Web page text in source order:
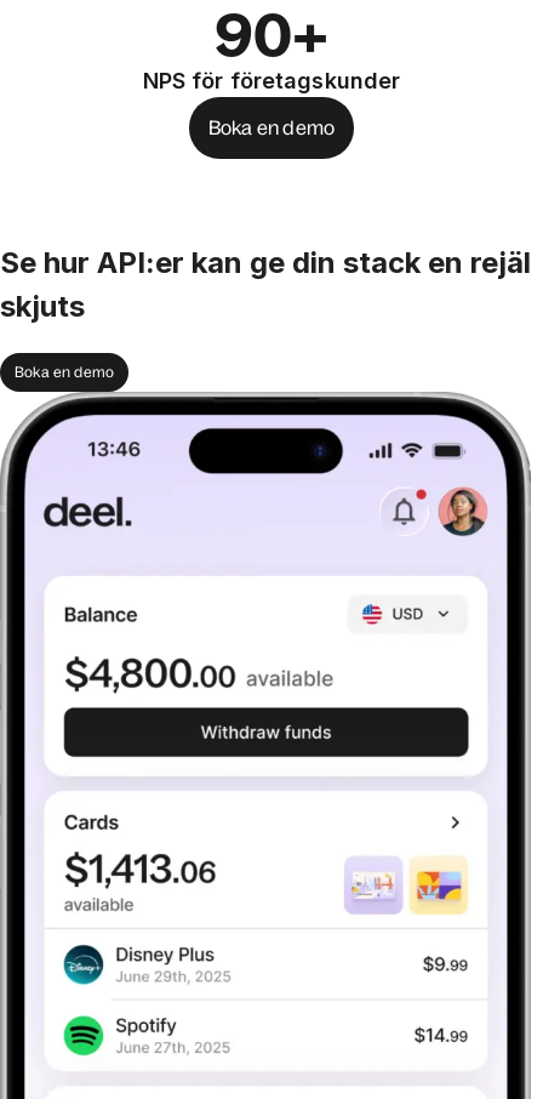
90+
NPS för företagskunder
Boka en demo
Se hur API:er kan ge din stack en rejäl
skjuts
Boka en demo